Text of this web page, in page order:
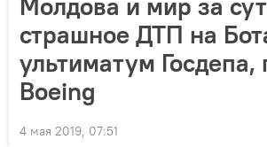
страшное ДТП на
ультиматум Госдепа,
Boeing
4 мая 2019, 07:51